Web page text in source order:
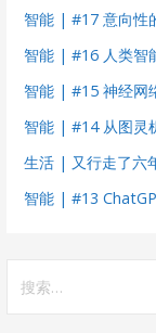
智能 | #17 意向性
智能 | #16 人类智
智能 | #15 神经网
智能 | #14 从图灵
生活 | 又行走了六
智能 | #13
索：